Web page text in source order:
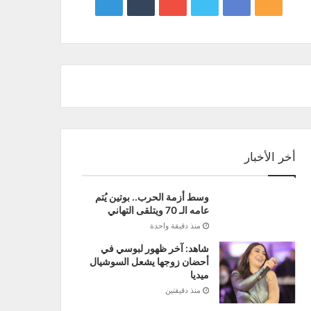
أخر الأخبار
وسط أزمة الحرب.. بوتين يُتم
عامه الـ 70 ويتلقى التهاني
منذ دقيقة واحدة
شاهد: آخر ظهور لبوسي في
أحضان زوجها يشعل السوشيال
ميديا
منذ دقيقتين